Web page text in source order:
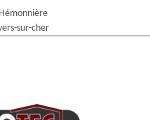
sur-cher